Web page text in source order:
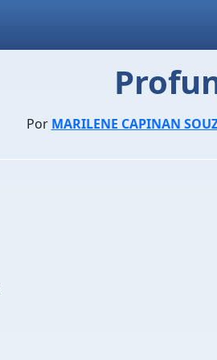
Por MARILENE CAPINAN